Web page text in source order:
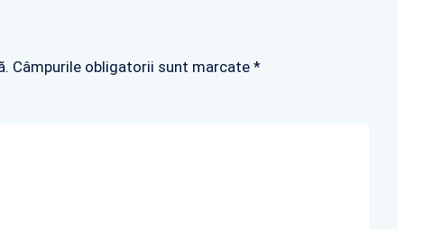
Câmpurile obligatorii sunt marcate *